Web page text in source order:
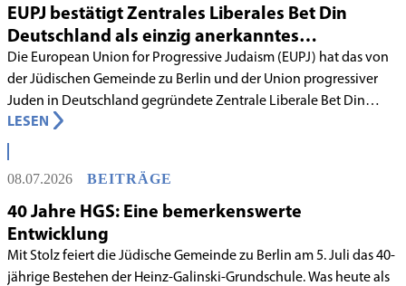
EUPJ bestätigt Zentrales Liberales Bet Din
Deutschland als einzig anerkanntes
liberales Rabbinatsgericht
Die European Union for Progressive Judaism (EUPJ) hat das von
der Jüdischen Gemeinde zu Berlin und der Union progressiver
Juden in Deutschland gegründete Zentrale Liberale Bet Din
Deutschland mit Wirkung zum 1. Juni 2026 als anerkanntes
Rabbinatsgericht aufgenommen.
LESEN
08.07.2026 BEITRÄGE
40 Jahre HGS: Eine bemerkenswerte
Entwicklung
Mit Stolz feiert die Jüdische Gemeinde zu Berlin am 5. Juli das 40-
jährige Bestehen der Heinz-Galinski-Grundschule. Was heute als